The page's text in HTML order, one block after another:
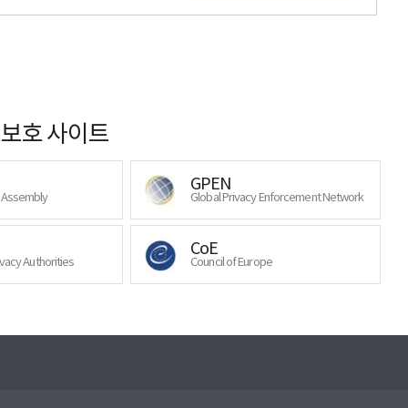
호 사이트
GPEN
Global Privacy Enforcement Network
Authorities
CoE
Council of Europe